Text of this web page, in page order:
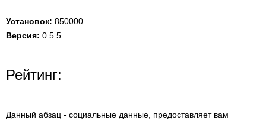
Установок: 850000
Версия: 0.5.5
Рейтинг:
Данный абзац - социальные данные, предоставляет вам